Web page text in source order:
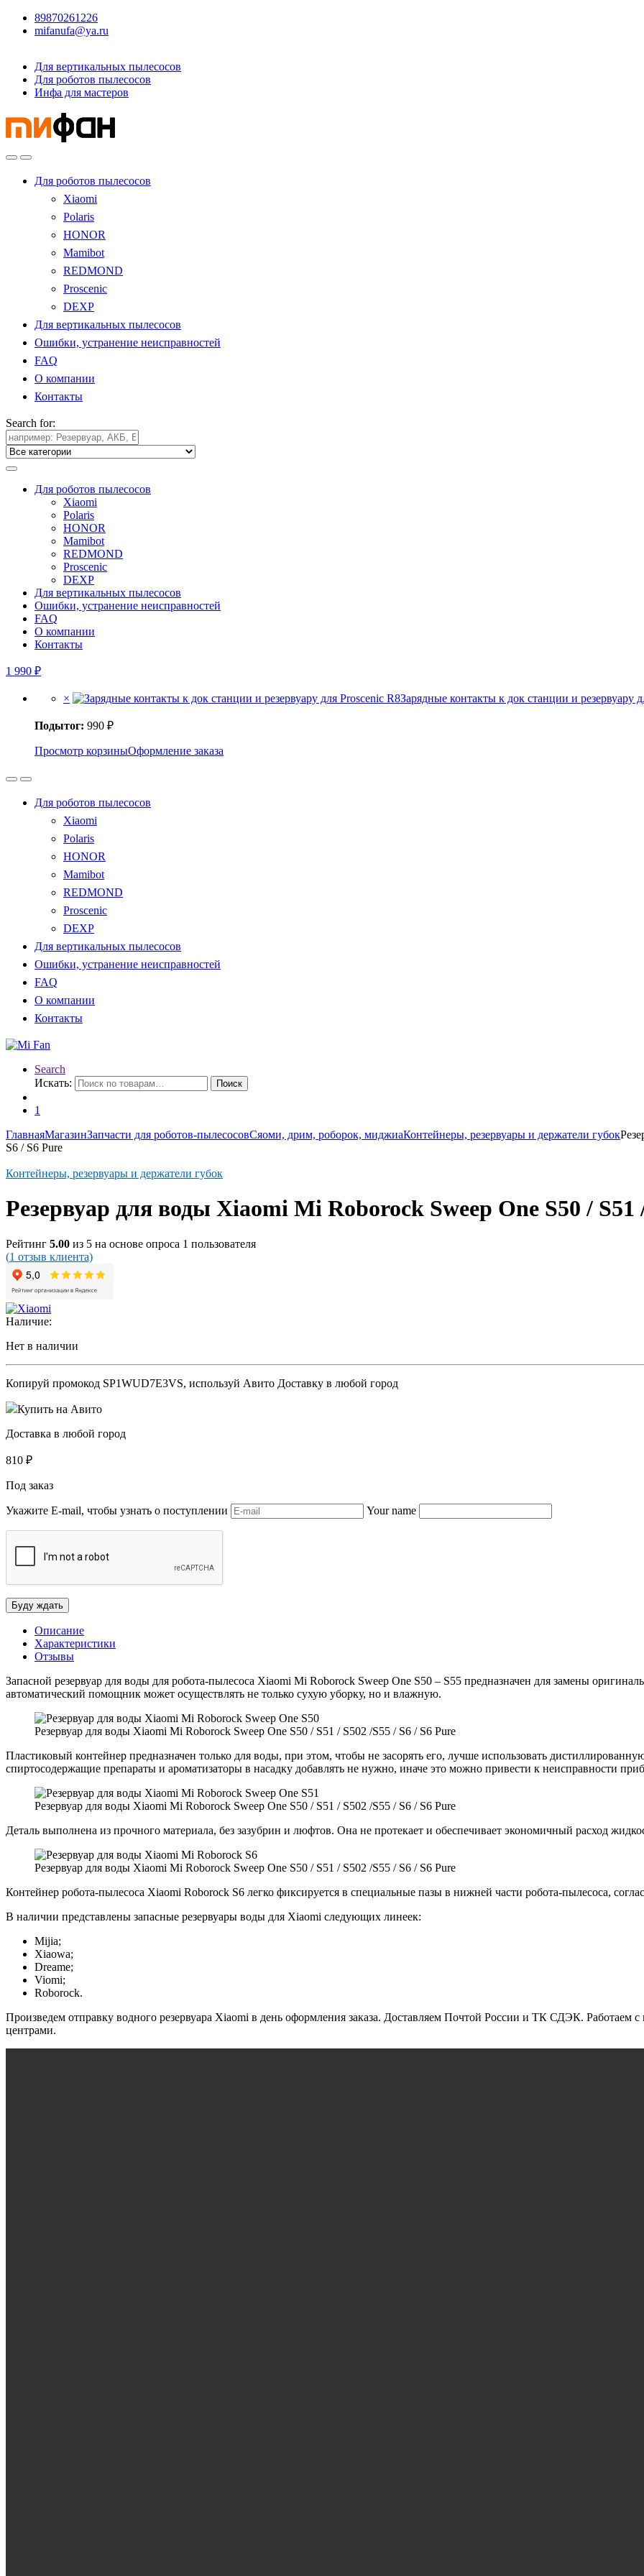
89870261226
mifanufa@ya.ru
Для вертикальных пылесосов
Для роботов пылесосов
Инфа для мастеров
Для роботов пылесосов
Xiaomi
Polaris
HONOR
Mamibot
REDMOND
Proscenic
DEXP
Для вертикальных пылесосов
Ошибки, устранение неисправностей
FAQ
О компании
Контакты
Search for:
Для роботов пылесосов
Xiaomi
Polaris
HONOR
Mamibot
REDMOND
Proscenic
DEXP
Для вертикальных пылесосов
Ошибки, устранение неисправностей
FAQ
О компании
Контакты
1 990 ₽
× Зарядные контакты к док станции и резервуару
Подытог: 990 ₽
Просмотр корзиныОформление заказа
Для роботов пылесосов
Xiaomi
Polaris
HONOR
Mamibot
REDMOND
Proscenic
DEXP
Для вертикальных пылесосов
Ошибки, устранение неисправностей
FAQ
О компании
Контакты
Search
Искать:
Поиск
1
ГлавнаяМагазинЗапчасти для роботов-пылесосовСяоми, дрим, роборок, миджиаКонтейнеры, резервуары и держатели губок
S6 / S6 Pure
Контейнеры, резервуары и держатели губок
Резервуар для воды Xiaomi Mi Roborock Sweep One S50 / S51
Рейтинг 5.00 из 5 на основе опроса 1 пользователя
(1 отзыв клиента)
Наличие:
Нет в наличии
Копируй промокод SP1WUD7E3VS, используй Авито Доставку в любой город
Купить на Авито
Доставка в любой город
810 ₽
Под заказ
Укажите E-mail, чтобы узнать о поступлении Your name
Описание
Характеристики
Отзывы
Запасной резервуар для воды для робота-пылесоса Xiaomi Mi Roborock Sweep One S50 – S55 предназначен для замены
автоматический помощник может осуществлять не только сухую уборку, но и влажную.
Резервуар для воды Xiaomi Mi Roborock Sweep One S50 / S51 / S502 /S55 / S6 / S6 Pure
Пластиковый контейнер предназначен только для воды, при этом, чтобы не засорять его, лучше использовать
спиртосодержащие препараты и ароматизаторы в насадку добавлять не нужно, иначе это можно привести к неисправности
Резервуар для воды Xiaomi Mi Roborock Sweep One S50 / S51 / S502 /S55 / S6 / S6 Pure
Деталь выполнена из прочного материала, без зазубрин и люфтов. Она не протекает и обеспечивает экономичный расход
Резервуар для воды Xiaomi Mi Roborock Sweep One S50 / S51 / S502 /S55 / S6 / S6 Pure
Контейнер робота-пылесоса Xiaomi Roborock S6 легко фиксируется в специальные пазы в нижней части робота-пылесоса,
В наличии представлены запасные резервуары воды для Xiaomi следующих линеек:
Mijia;
Xiaowa;
Dreame;
Viomi;
Roborock.
Произведем отправку водного резервуара Xiaomi в день оформления заказа. Доставляем Почтой России и ТК СДЭК.
центрами.